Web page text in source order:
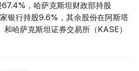
，哈萨克斯坦财政部持股
银行持股9.6%，其余股份在阿斯塔
哈萨克斯坦证券交易所（KASE）